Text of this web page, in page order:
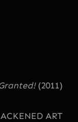
(2011)
ART